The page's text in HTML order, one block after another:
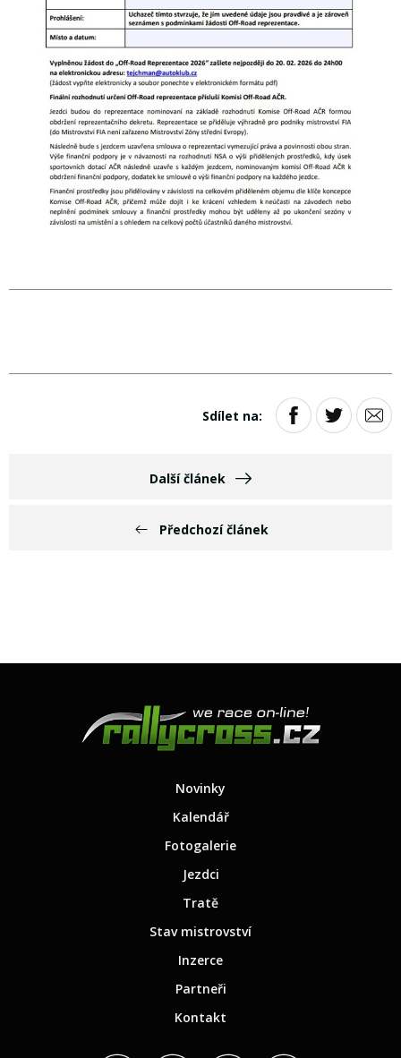
Předchozí článek
Sdílet na:
Další článek
Novinky
Kalendář
Fotogalerie
Jezdci
Tratě
Stav mistrovství
Inzerce
Partneři
Kontakt